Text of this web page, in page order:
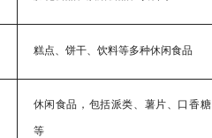
糕点、饼干、饮料等多种休闲食品
休闲食品，包括派类、薯片、口香糖
等